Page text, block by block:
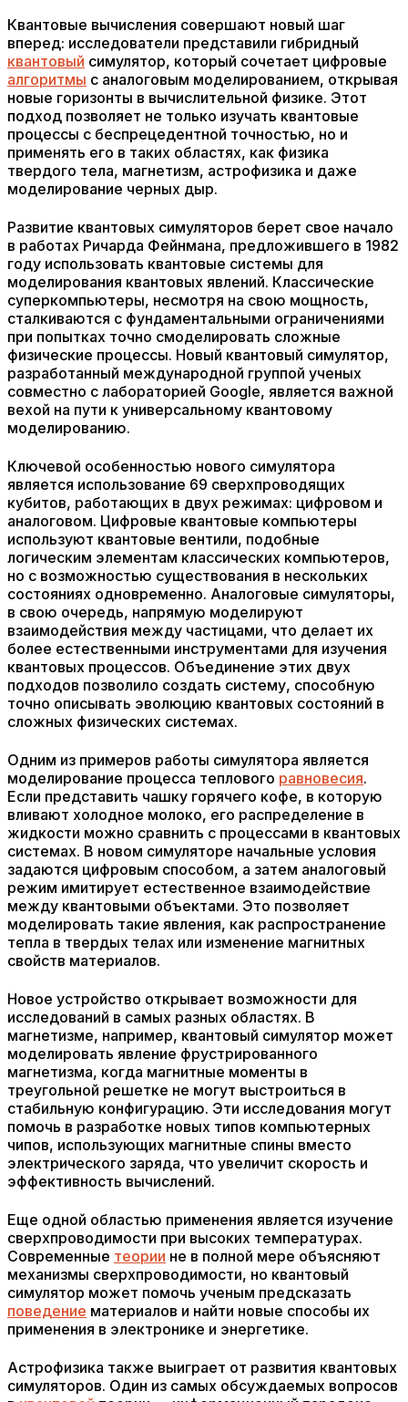
Квантовые вычисления совершают новый шаг
вперед: исследователи представили гибридный
квантовый симулятор, который сочетает цифровые
алгоритмы с аналоговым моделированием, открывая
новые горизонты в вычислительной физике. Этот
подход позволяет не только изучать квантовые
процессы с беспрецедентной точностью, но и
применять его в таких областях, как физика
твердого тела, магнетизм, астрофизика и даже
моделирование черных дыр.
Развитие квантовых симуляторов берет свое начало
в работах Ричарда Фейнмана, предложившего в 1982
году использовать квантовые системы для
моделирования квантовых явлений. Классические
суперкомпьютеры, несмотря на свою мощность,
сталкиваются с фундаментальными ограничениями
при попытках точно смоделировать сложные
физические процессы. Новый квантовый симулятор,
разработанный международной группой ученых
совместно с лабораторией Google, является важной
вехой на пути к универсальному квантовому
моделированию.
Ключевой особенностью нового симулятора
является использование 69 сверхпроводящих
кубитов, работающих в двух режимах: цифровом и
аналоговом. Цифровые квантовые компьютеры
используют квантовые вентили, подобные
логическим элементам классических компьютеров,
но с возможностью существования в нескольких
состояниях одновременно. Аналоговые симуляторы,
в свою очередь, напрямую моделируют
взаимодействия между частицами, что делает их
более естественными инструментами для изучения
квантовых процессов. Объединение этих двух
подходов позволило создать систему, способную
точно описывать эволюцию квантовых состояний в
сложных физических системах.
Одним из примеров работы симулятора является
моделирование процесса теплового равновесия.
Если представить чашку горячего кофе, в которую
вливают холодное молоко, его распределение в
жидкости можно сравнить с процессами в квантовых
системах. В новом симуляторе начальные условия
задаются цифровым способом, а затем аналоговый
режим имитирует естественное взаимодействие
между квантовыми объектами. Это позволяет
моделировать такие явления, как распространение
тепла в твердых телах или изменение магнитных
свойств материалов.
Новое устройство открывает возможности для
исследований в самых разных областях. В
магнетизме, например, квантовый симулятор может
моделировать явление фрустрированного
магнетизма, когда магнитные моменты в
треугольной решетке не могут выстроиться в
стабильную конфигурацию. Эти исследования могут
помочь в разработке новых типов компьютерных
чипов, использующих магнитные спины вместо
электрического заряда, что увеличит скорость и
эффективность вычислений.
Еще одной областью применения является изучение
сверхпроводимости при высоких температурах.
Современные теории не в полной мере объясняют
механизмы сверхпроводимости, но квантовый
симулятор может помочь ученым предсказать
поведение материалов и найти новые способы их
применения в электронике и энергетике.
Астрофизика также выиграет от развития квантовых
симуляторов. Один из самых обсуждаемых вопросов